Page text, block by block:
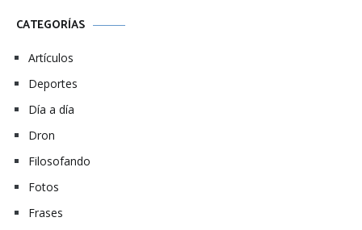
CATEGORÍAS
Artículos
Deportes
Día a día
Dron
Filosofando
Fotos
Frases